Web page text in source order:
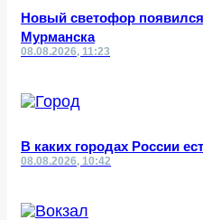
Новый светофор
Мурманска
08.08.2026, 11:23
В каких городах России
08.08.2026, 10:42